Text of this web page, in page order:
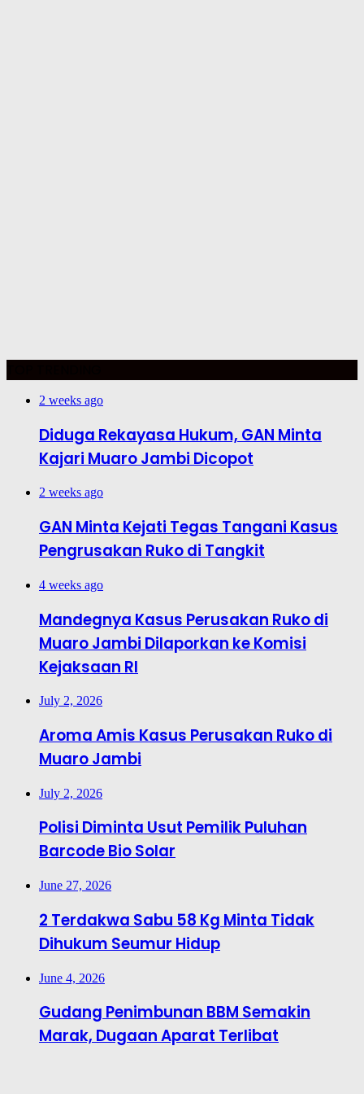
2 weeks ago
Diduga Rekayasa Hukum, GAN Minta
Kajari Muaro Jambi Dicopot
2 weeks ago
GAN Minta Kejati Tegas Tangani Kasus
Pengrusakan Ruko di Tangkit
4 weeks ago
Mandegnya Kasus Perusakan Ruko di
Muaro Jambi Dilaporkan ke Komisi
Kejaksaan RI
July 2, 2026
Aroma Amis Kasus Perusakan Ruko di
Muaro Jambi
July 2, 2026
Polisi Diminta Usut Pemilik Puluhan
Barcode Bio Solar
June 27, 2026
2 Terdakwa Sabu 58 Kg Minta Tidak
Dihukum Seumur Hidup
June 4, 2026
Gudang Penimbunan BBM Semakin
Marak, Dugaan Aparat Terlibat